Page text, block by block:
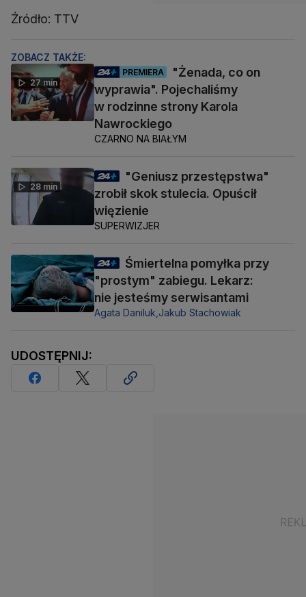
Źródło: TTV
ZOBACZ TAKŻE:
27 min
PREMIERA
"Żenada, co on
wyprawia". Pojechaliśmy
w rodzinne strony Karola
Nawrockiego
CZARNO NA BIAŁYM
28 min
"Geniusz przestępstwa"
zrobił skok stulecia. Opuścił
więzienie
SUPERWIZJER
Śmiertelna pomyłka przy
"prostym" zabiegu. Lekarz:
nie jesteśmy serwisantami
Agata Daniluk, Jakub Stachowiak
UDOSTĘPNIJ: